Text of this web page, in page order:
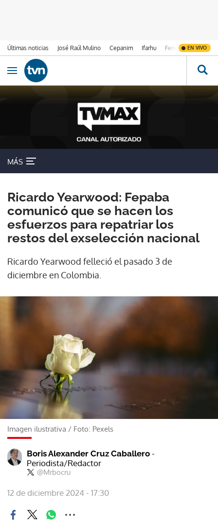
Últimas noticias José Raúl Mulino Cepanim Ifarhu Fenómeno de El
EN VIVO
Ir al contenido
Obrir navegació
MÁS
Ricardo Yearwood: Fepaba
comunicó que se hacen los
esfuerzos para repatriar los
restos del exselección nacional
Ricardo Yearwood felleció el pasado 3 de
diciembre en Colombia.
Imagen ilustrativa / Foto: Pexels
Boris Alexander Cruz Caballero -
Periodista/Redactor
@Mrbocru
12 de diciembre 2024 - 17:30